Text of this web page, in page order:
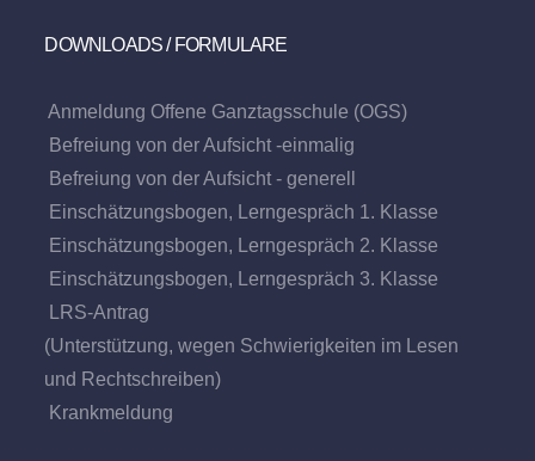
DOWNLOADS / FORMULARE
Anmeldung Offene Ganztagsschule (OGS)
Befreiung von der Aufsicht -einmalig
Befreiung von der Aufsicht - generell
Einschätzungsbogen, Lerngespräch 1. Klasse
Einschätzungsbogen, Lerngespräch 2. Klasse
Einschätzungsbogen, Lerngespräch 3. Klasse
LRS-Antrag
(Unterstützung, wegen Schwierigkeiten im Lesen
und Rechtschreiben)
Krankmeldung